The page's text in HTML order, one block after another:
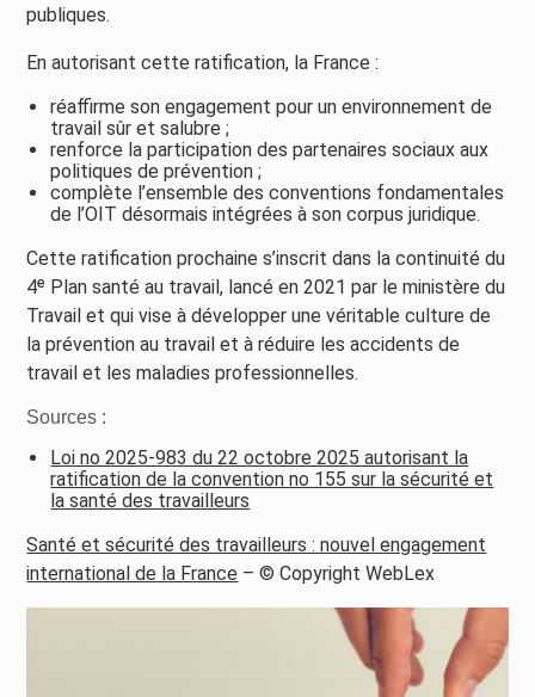
publiques.
En autorisant cette ratification, la France :
réaffirme son engagement pour un environnement de
travail sûr et salubre ;
renforce la participation des partenaires sociaux aux
politiques de prévention ;
complète l’ensemble des conventions fondamentales
de l’OIT désormais intégrées à son corpus juridique.
Cette ratification prochaine s’inscrit dans la continuité du
4ᵉ Plan santé au travail, lancé en 2021 par le ministère du
Travail et qui vise à développer une véritable culture de
la prévention au travail et à réduire les accidents de
travail et les maladies professionnelles.
Sources :
Loi no 2025-983 du 22 octobre 2025 autorisant la
ratification de la convention no 155 sur la sécurité et
la santé des travailleurs
Santé et sécurité des travailleurs : nouvel engagement
international de la France – © Copyright WebLex